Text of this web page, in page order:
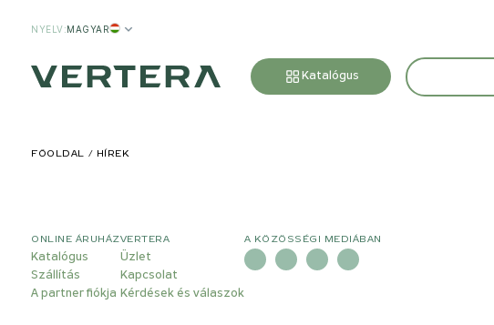
NYELV:MAGYAR
Katalógus
FŐOLDAL HÍREK
ONLINE ÁRUHÁZ
Katalógus
Szállítás
A partner fiókja
VERTERA
Üzlet
Kapcsolat
Kérdések és válaszok
A KÖZÖSSÉGI MEDIÁBAN